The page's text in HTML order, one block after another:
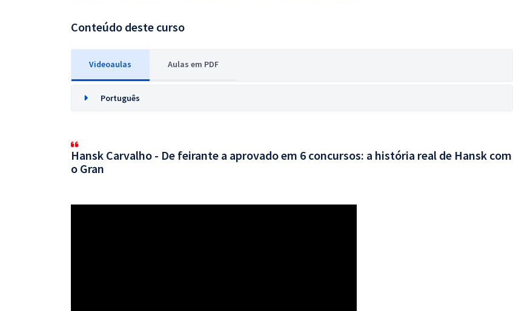
Conteúdo deste curso
Videoaulas Aulas em PDF
Português
Hansk Carvalho - De feirante a aprovado em 6 concursos: a história real de Hansk com
o Gran